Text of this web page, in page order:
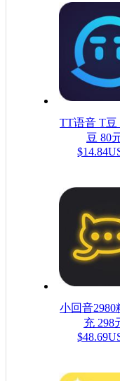
TT语音 T豆
豆 80
小回音2980
充 298